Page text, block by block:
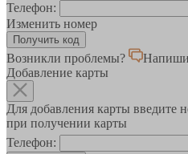
Телефон:
Изменить номер
Возникли проблемы?
Добавление карты
Для добавления карты введите
при получении карты
Телефон: